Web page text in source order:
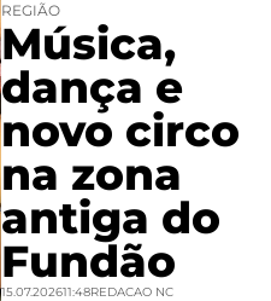
REGIÃO
Música,
dança e
novo circo
na zona
antiga do
Fundão
15.07.202611:48REDACAO NC